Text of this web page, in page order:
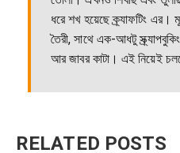
ধরে শখ হয়েছে ক্র্যাফটিং এর।
তৈরী, সাথে এক-আধটু
আর জাবর কাটা। এই নিয়েই
RELATED POSTS